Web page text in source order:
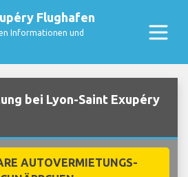
Flughafen
Informationen und
bei Lyon-Saint Exupéry
AUTOVERMIETUNGS-